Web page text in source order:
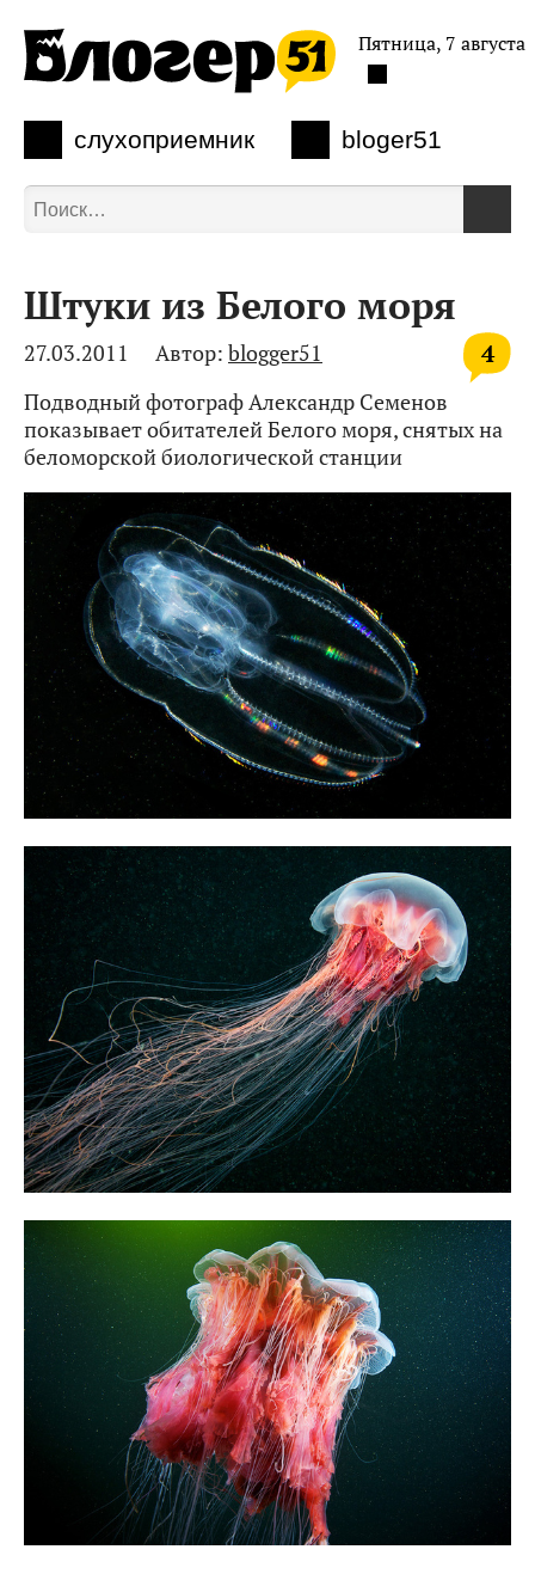
слухоприемник bloger51
Пятница, 7 августа
Штуки из Белого моря
4
27.03.2011 Автор: blogger51
Подводный фотограф Александр Семенов
показывает обитателей Белого моря, снятых на
беломорской биологической станции